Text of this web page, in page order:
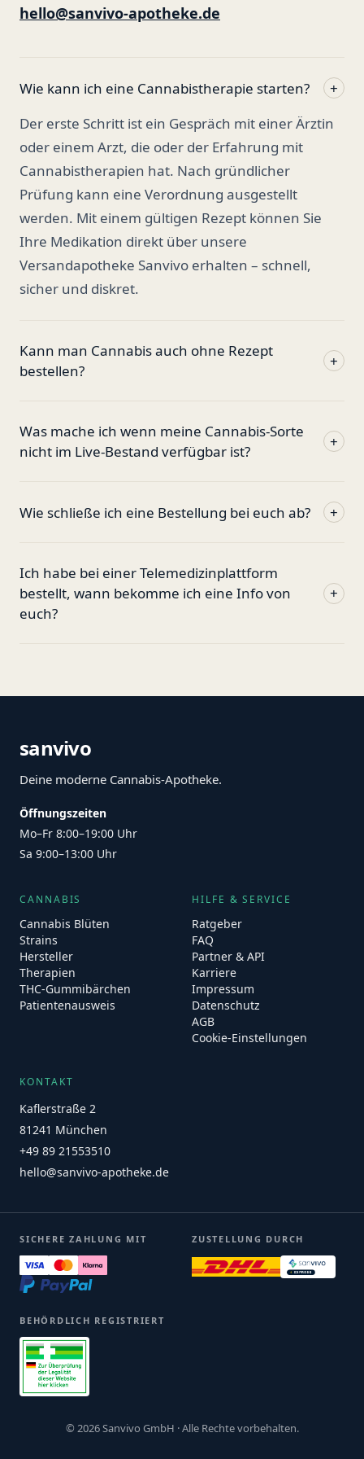
hello@sanvivo-apotheke.de
Wie kann ich eine Cannabistherapie starten?
+
Der erste Schritt ist ein Gespräch mit einer Ärztin
oder einem Arzt, die oder der Erfahrung mit
Cannabistherapien hat. Nach gründlicher
Prüfung kann eine Verordnung ausgestellt
werden. Mit einem gültigen Rezept können Sie
Ihre Medikation direkt über unsere
Versandapotheke Sanvivo erhalten – schnell,
sicher und diskret.
Kann man Cannabis auch ohne Rezept
bestellen?
+
Was mache ich wenn meine Cannabis-Sorte
nicht im Live-Bestand verfügbar ist?
+
Wie schließe ich eine Bestellung bei euch ab? +
Ich habe bei einer Telemedizinplattform
bestellt, wann bekomme ich eine Info von
euch?
+
sanvivo
Deine moderne Cannabis-Apotheke.
Öffnungszeiten
Mo–Fr 8:00–19:00 Uhr
Sa 9:00–13:00 Uhr
CANNABIS
Cannabis Blüten
Strains
Hersteller
Therapien
THC-Gummibärchen
Patientenausweis
HILFE & SERVICE
Ratgeber
FAQ
Partner & API
Karriere
Impressum
Datenschutz
AGB
Cookie-Einstellungen
KONTAKT
Kaflerstraße 2
81241 München
+49 89 21553510
hello@sanvivo-apotheke.de
SICHERE ZAHLUNG MIT ZUSTELLUNG DURCH
BEHÖRDLICH REGISTRIERT
© 2026 Sanvivo GmbH · Alle Rechte vorbehalten.